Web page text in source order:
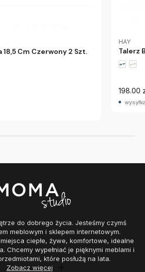
Cm Czerwony 2 Szt.
HAY
Talerz
198.00
do dobrego życia. Jesteśmy czymś
meblowym i sklepem internetowym.
ciepłe, żywe, komfortowe, idealne
Chcemy wypełniać je pięknymi meblami i
które posłużą na lata.
Zobacz więcej